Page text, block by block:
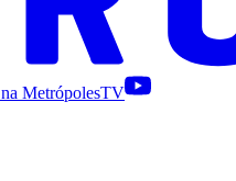
na MetrópolesTV